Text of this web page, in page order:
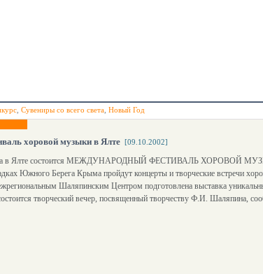
Сувениры со всего света Новый Год
хоровой музыки в Ялте [09.10.2002]
в Ялте состоится МЕЖДУНАРОДНЫЙ ФЕСТИВАЛЬ ХОРОВОЙ
Южного Берега Крыма пройдут концерты и творческие встречи
Шаляпинским Центром подготовлена выставка
творческий вечер, посвященный творчеству Ф.И. Шаляпина,